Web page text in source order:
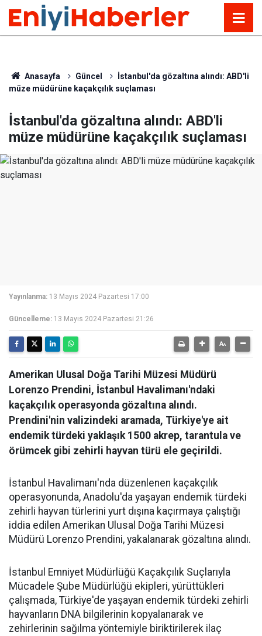
Anasayfa Güncel
İstanbul'da gözaltına alındı: ABD'li
müze müdürüne kaçakçılık suçlaması
İstanbul'da gözaltına alındı: ABD'li
müze müdürüne kaçakçılık suçlaması
Yayınlanma: 13 Mayıs 2024 Pazartesi 17:00
Güncelleme: 13 Mayıs 2024 Pazartesi 21:26
Amerikan Ulusal Doğa Tarihi Müzesi Müdürü
Lorenzo Prendini, İstanbul Havalimanı'ndaki
kaçakçılık operasyonda gözaltına alındı.
Prendini'nin valizindeki aramada, Türkiye'ye ait
endemik türdeki yaklaşık 1500 akrep, tarantula ve
örümcek gibi zehirli hayvan türü ele geçirildi.
İstanbul Havalimanı'nda düzenlenen kaçakçılık
operasyonunda, Anadolu'da yaşayan endemik türdeki
zehirli hayvan türlerini yurt dışına kaçırmaya çalıştığı
iddia edilen Amerikan Ulusal Doğa Tarihi Müzesi
Müdürü Lorenzo Prendini, yakalanarak gözaltına alındı.
İstanbul Emniyet Müdürlüğü Kaçakçılık Suçlarıyla
Mücadele Şube Müdürlüğü ekipleri, yürüttükleri
çalışmada, Türkiye'de yaşayan endemik türdeki zehirli
hayvanların DNA bilgilerinin kopyalanarak ve
zehirlerinin sağılma yöntemiyle biriktirilerek ilaç